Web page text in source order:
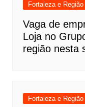
Fortaleza e
Vaga de
Loja no
região nesta
Fortaleza e